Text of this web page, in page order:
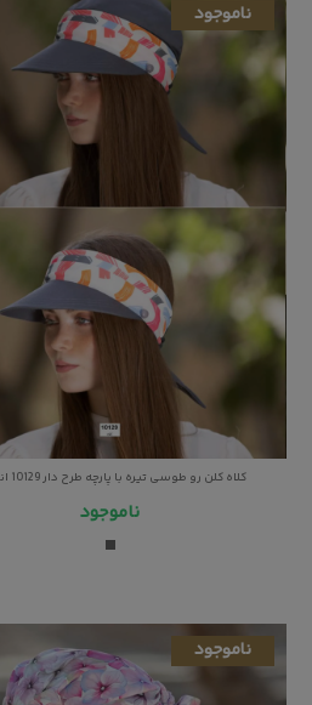
ناموجود
کلاه کلن رو طوسی تیره با پارچه طرح دار 10129 اندلس
ناموجود
ناموجود